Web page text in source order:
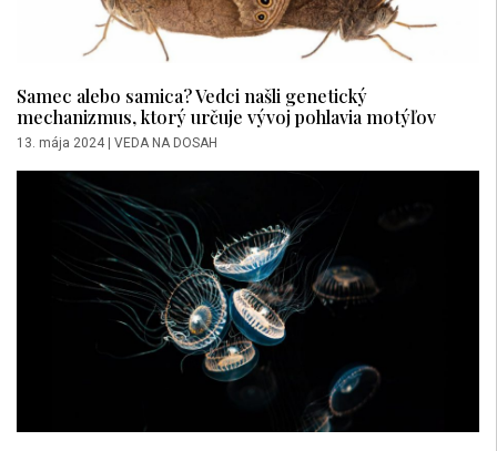
Samec alebo samica? Vedci našli genetický
mechanizmus, ktorý určuje vývoj pohlavia motýľov
13. mája 2024 VEDA NA DOSAH